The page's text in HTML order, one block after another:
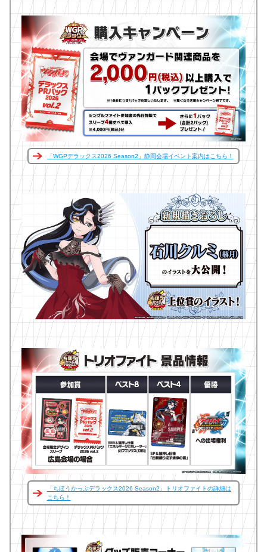
「WGPデラックス2026 Season2」静岡会場イベント案内はこちら！
「ちほうかっぷデラックス2026 Season2」トリオファイトの詳細は
こちら！